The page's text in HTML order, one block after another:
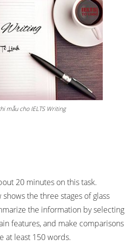
mẫu cho IELTS Writing
20 minutes on this task.
the three stages of glass
the information by selecting
features, and make comparisons
at least 150 words.